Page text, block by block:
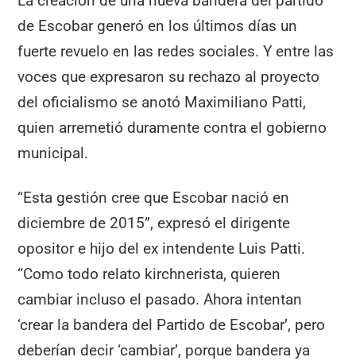
de Escobar generó en los últimos días un
fuerte revuelo en las redes sociales. Y entre las
voces que expresaron su rechazo al proyecto
del oficialismo se anotó Maximiliano Patti,
quien arremetió duramente contra el gobierno
municipal.
“Esta gestión cree que Escobar nació en
diciembre de 2015”, expresó el dirigente
opositor e hijo del ex intendente Luis Patti.
“Como todo relato kirchnerista, quieren
cambiar incluso el pasado. Ahora intentan
‘crear la bandera del Partido de Escobar’, pero
deberían decir ‘cambiar’, porque bandera ya